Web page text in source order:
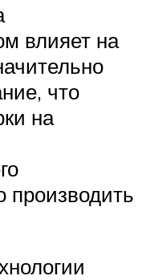
влияет на
что
на
производить